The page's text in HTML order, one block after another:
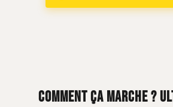
COMMENT ÇA MARCHE ?